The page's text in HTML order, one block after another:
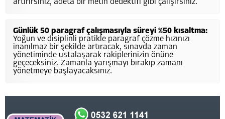
artırırsınız, adeta bir metin dedektifi gibi çalışırsınız.
Günlük 50 paragraf çalışmasıyla süreyi %50 kısaltma:
Yoğun ve disiplinli pratikle paragraf çözme hızınızı
inanılmaz bir şekilde artıracak, sınavda zaman
yönetiminde ustalaşarak rakiplerinizin önüne
geçeceksiniz. Zamanla yarışmayı bırakıp zamanı
yönetmeye başlayacaksınız.